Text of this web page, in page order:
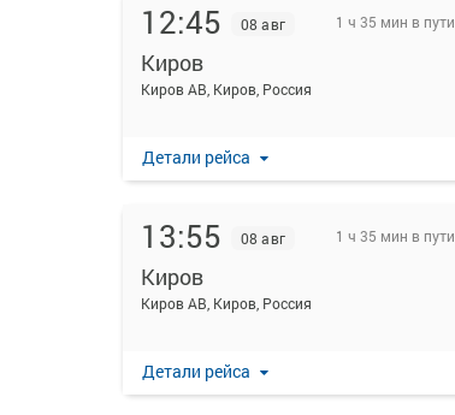
12:45 08 авг 1 ч 35 мин в пути
Киров
Киров АВ, Киров, Россия
Детали рейса
13:55 08 авг 1 ч 35 мин в пути
Киров
Киров АВ, Киров, Россия
Детали рейса